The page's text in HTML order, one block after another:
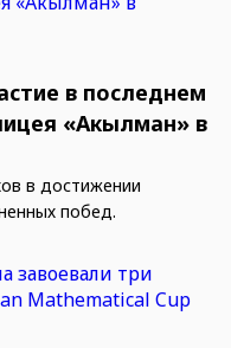
в последнем
«Акылман» в
в достижении
побед.